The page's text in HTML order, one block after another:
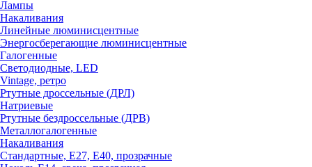
Лампы
Накаливания
Линейные люминисцентные
Энергосберегающие люминисцентные
Галогенные
Светодиодные, LED
Vintage, ретро
Ртутные дроссельные (ДРЛ)
Натриевые
Ртутные бездроссельные (ДРВ)
Металлогалогенные
Накаливания
Стандартные, Е27, Е40, прозрачные